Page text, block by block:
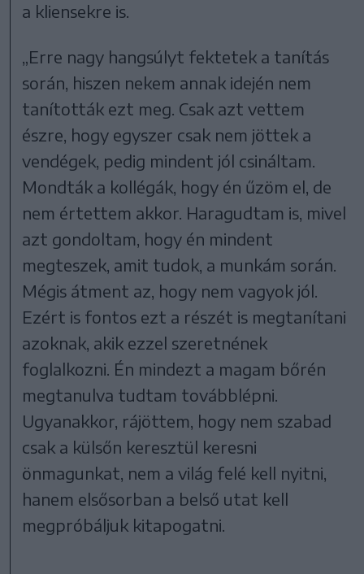
a kliensekre is.
„Erre nagy hangsúlyt fektetek a tanítás
során, hiszen nekem annak idején nem
tanították ezt meg. Csak azt vettem
észre, hogy egyszer csak nem jöttek a
vendégek, pedig mindent jól csináltam.
Mondták a kollégák, hogy én űzöm el, de
nem értettem akkor. Haragudtam is, mivel
azt gondoltam, hogy én mindent
megteszek, amit tudok, a munkám során.
Mégis átment az, hogy nem vagyok jól.
Ezért is fontos ezt a részét is megtanítani
azoknak, akik ezzel szeretnének
foglalkozni. Én mindezt a magam bőrén
megtanulva tudtam továbblépni.
Ugyanakkor, rájöttem, hogy nem szabad
csak a külsőn keresztül keresni
önmagunkat, nem a világ felé kell nyitni,
hanem elsősorban a belső utat kell
megpróbáljuk kitapogatni.